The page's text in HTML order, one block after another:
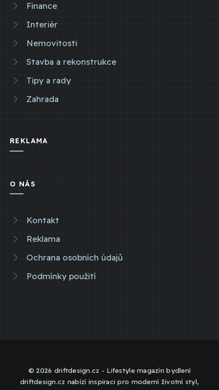
Finance
Interiér
Nemovitosti
Stavba a rekonstrukce
Tipy a rady
Zahrada
REKLAMA
O NÁS
Kontakt
Reklama
Ochrana osobních údajů
Podmínky použití
© 2026 driftdesign.cz - Lifestyle magazín bydlení
driftdesign.cz nabízí inspiraci pro moderní životní styl,